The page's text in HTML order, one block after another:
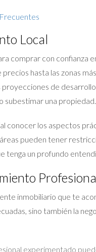
Local
comprar con confianza
precios hasta las zonas
proyecciones de
subestimar una propiedad.
conocer los aspectos
pueden tener
tenga un profundo
inmobiliario que te
sino también la
experimentado